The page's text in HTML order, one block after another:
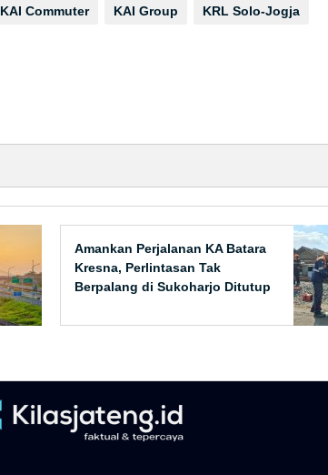
KAI Commuter KAI Group KRL Solo-Jogja
Amankan Perjalanan KA Batara
Kresna, Perlintasan Tak
Berpalang di Sukoharjo Ditutup